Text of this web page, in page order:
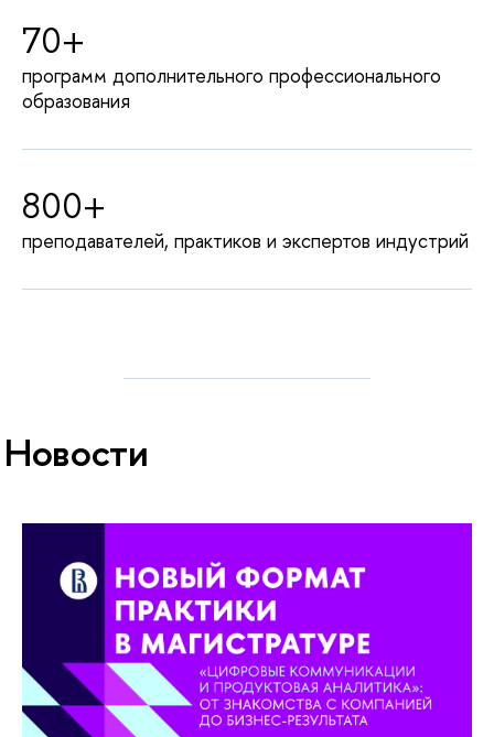
70+
программ дополнительного профессионального
образования
800+
преподавателей, практиков и экспертов индустрий
Новости